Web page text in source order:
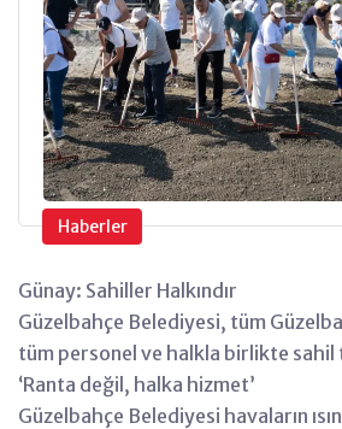
Haberler
Günay: Sahiller Halkındır
Güzelbahçe Belediyesi, tüm
tüm personel ve halkla birlikte sahil
‘Ranta değil, halka hizmet’
Güzelbahçe Belediyesi havaların